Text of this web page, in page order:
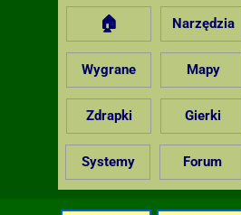
🏠 Narzędzia
Wygrane Mapy
Zdrapki Gierki
Systemy Forum